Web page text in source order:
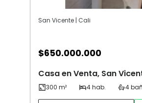
San Vicente | Cali
$650.000.000
Casa en Venta, San